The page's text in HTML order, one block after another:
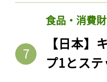
食品・消費
【日本】
プ1とス